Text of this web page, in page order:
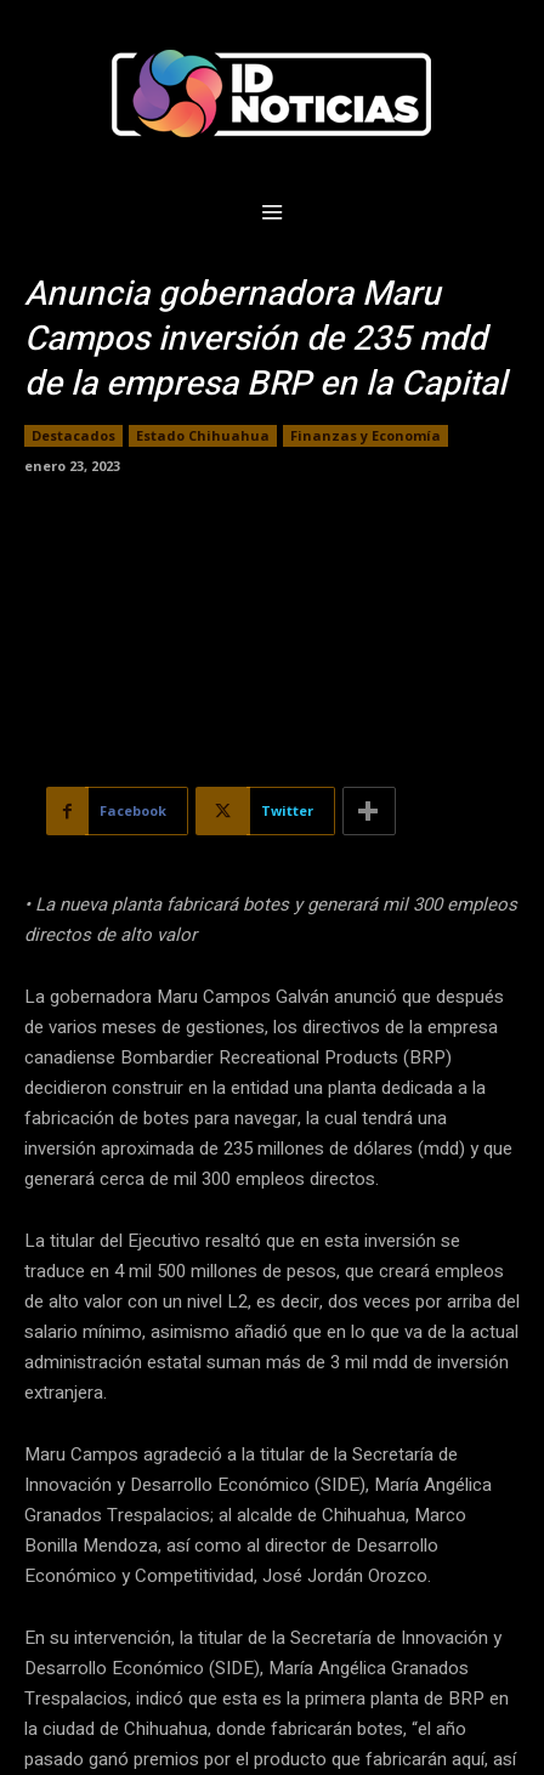
Anuncia gobernadora Maru
Campos inversión de 235 mdd
de la empresa BRP en la Capital
Destacados Estado Chihuahua
Finanzas y Economía
enero 23, 2023
Facebook Twitter
• La nueva planta fabricará botes y generará mil 300 empleos
directos de alto valor
La gobernadora Maru Campos Galván anunció que después
de varios meses de gestiones, los directivos de la empresa
canadiense Bombardier Recreational Products (BRP)
decidieron construir en la entidad una planta dedicada a la
fabricación de botes para navegar, la cual tendrá una
inversión aproximada de 235 millones de dólares (mdd) y que
generará cerca de mil 300 empleos directos.
La titular del Ejecutivo resaltó que en esta inversión se
traduce en 4 mil 500 millones de pesos, que creará empleos
de alto valor con un nivel L2, es decir, dos veces por arriba del
salario mínimo, asimismo añadió que en lo que va de la actual
administración estatal suman más de 3 mil mdd de inversión
extranjera.
Maru Campos agradeció a la titular de la Secretaría de
Innovación y Desarrollo Económico (SIDE), María Angélica
Granados Trespalacios; al alcalde de Chihuahua, Marco
Bonilla Mendoza, así como al director de Desarrollo
Económico y Competitividad, José Jordán Orozco.
En su intervención, la titular de la Secretaría de Innovación y
Desarrollo Económico (SIDE), María Angélica Granados
Trespalacios, indicó que esta es la primera planta de BRP en
la ciudad de Chihuahua, donde fabricarán botes, “el año
pasado ganó premios por el producto que fabricarán aquí, así